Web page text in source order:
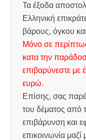
Τα έξοδα
Ελληνική
βάρους, όγκου
Μόνο σε
κατα την
επιβαρύνεστε με
ευρώ.
Επίσης, σας
του δέματος από
επιβάρυνση και
επικοινωνία